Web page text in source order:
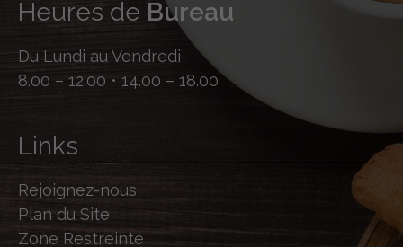
Heures de Bureau
Du Lundi au Vendredi
8.00 – 12.00 • 14.00 – 18.00
Links
Rejoignez-nous
Plan du Site
Zone Restreinte